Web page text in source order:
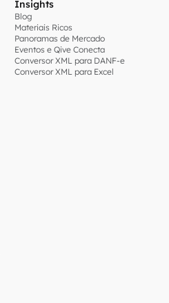
Insights
Blog
Materiais Ricos
Panoramas de Mercado
Eventos e Qive Conecta
Conversor XML para DANF-e
Conversor XML para Excel